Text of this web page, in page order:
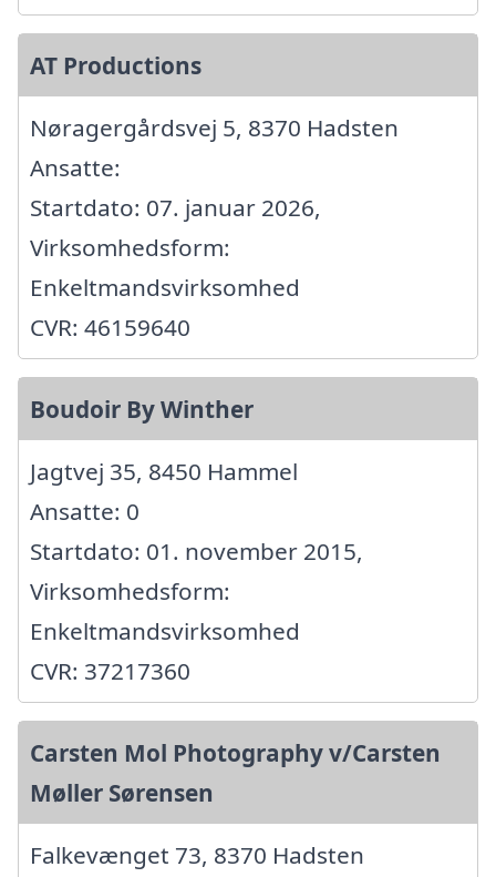
AT Productions
Nøragergårdsvej 5, 8370 Hadsten
Ansatte:
Startdato: 07. januar 2026,
Virksomhedsform:
Enkeltmandsvirksomhed
CVR: 46159640
Boudoir By Winther
Jagtvej 35, 8450 Hammel
Ansatte: 0
Startdato: 01. november 2015,
Virksomhedsform:
Enkeltmandsvirksomhed
CVR: 37217360
Carsten Mol Photography v/Carsten
Møller Sørensen
Falkevænget 73, 8370 Hadsten